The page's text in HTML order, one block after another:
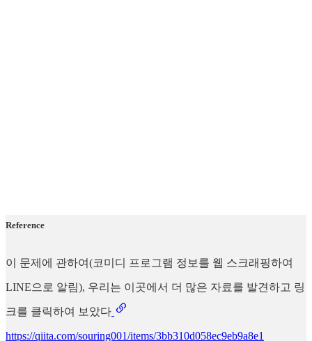
Reference
이 문제에 관하여(코미디 프로그램 정보를 웹 스크래핑하여
LINE으로 알림), 우리는 이곳에서 더 많은 자료를 발견하고 링
크를 클릭하여 보았다
https://qiita.com/souring001/items/3bb310d058ec9eb9a8e1